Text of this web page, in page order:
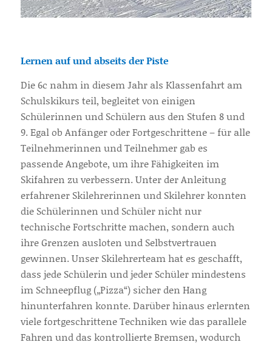
Lernen auf und abseits der Piste
Die 6c nahm in diesem Jahr als Klassenfahrt am
Schulskikurs teil, begleitet von einigen
Schülerinnen und Schülern aus den Stufen 8 und
9. Egal ob Anfänger oder Fortgeschrittene – für alle
Teilnehmerinnen und Teilnehmer gab es
passende Angebote, um ihre Fähigkeiten im
Skifahren zu verbessern. Unter der Anleitung
erfahrener Skilehrerinnen und Skilehrer konnten
die Schülerinnen und Schüler nicht nur
technische Fortschritte machen, sondern auch
ihre Grenzen ausloten und Selbstvertrauen
gewinnen. Unser Skilehrerteam hat es geschafft,
dass jede Schülerin und jeder Schüler mindestens
im Schneepflug („Pizza“) sicher den Hang
hinunterfahren konnte. Darüber hinaus erlernten
viele fortgeschrittene Techniken wie das parallele
Fahren und das kontrollierte Bremsen, wodurch